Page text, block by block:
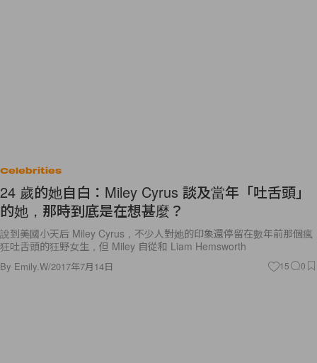
Celebrities
24 歲的她自白：Miley Cyrus 談及當年「吐舌頭」
的她，那時到底是在想甚麼？
說到美國小天后 Miley Cyrus，不少人對她的印象還停留在數年前那個瘋
狂吐舌頭的狂野女生，但 Miley 自從和 Liam Hemsworth
By Emily.W/2017年7月14日 15 0